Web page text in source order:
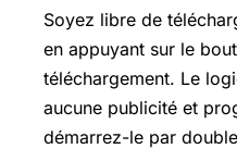
Soyez libre de
en appuyant sur le
téléchargement. Le
aucune publicité et
démarrez-le par